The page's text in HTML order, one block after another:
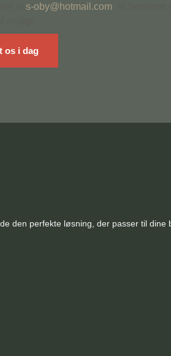
s-oby@hotmail.com
os i dag
den perfekte løsning, der passer til